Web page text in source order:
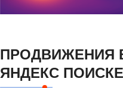
ПРОДВИЖЕНИЯ
ЯНДЕКС ПОИСКЕ